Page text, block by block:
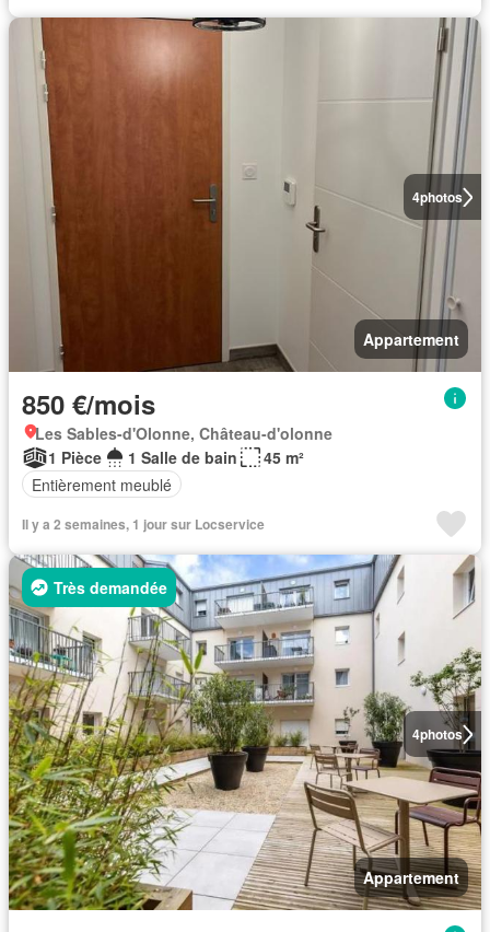
4photos
Appartement
850 €/mois
Les Sables-d'Olonne, Château-d'olonne
1 Pièce
1 Salle de bain
45 m²
Entièrement meublé
Il y a 2 semaines, 1 jour sur Locservice
4photos
Très demandée
Appartement